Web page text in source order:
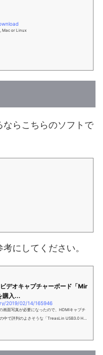
Mac or Linux
らこちらのソフトで
にしてください。
デオキャプチャーボード「Mir
購入...
2019/02/14/165946
画面写真が必要になったので、HDMIキャプチ
中で評判のよさそうな「TreasLin USB3.0 HD